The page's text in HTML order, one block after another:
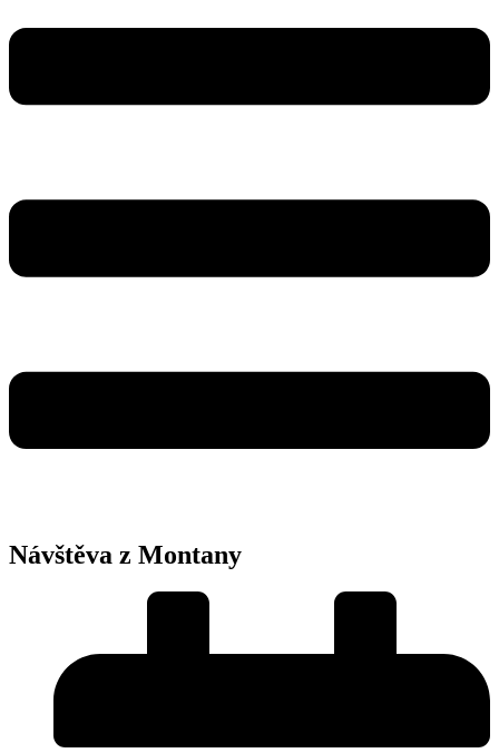
Návštěva z Montany